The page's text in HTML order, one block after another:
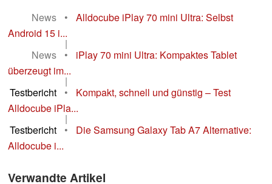
News
•
Alldocube iPlay 70 mini Ultra: Selbst
Android 15 i...
|
News
•
iPlay 70 mini Ultra: Kompaktes Tablet
überzeugt im...
|
Testbericht
•
Kompakt, schnell und günstig – Test
Alldocube iPla...
|
Testbericht
•
Die Samsung Galaxy Tab A7 Alternative:
Alldocube i...
Verwandte Artikel